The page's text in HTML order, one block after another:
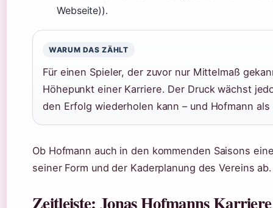
Webseite)).
WARUM DAS ZÄHLT
Für einen Spieler, der zuvor nur Mittelmaß
Höhepunkt einer Karriere. Der Druck wächst
den Erfolg wiederholen kann – und Hofmann
Ob Hofmann auch in den kommenden Saisons
seiner Form und der Kaderplanung des Vereins ab.
Zeitleiste: Jonas Hofmanns Karriere